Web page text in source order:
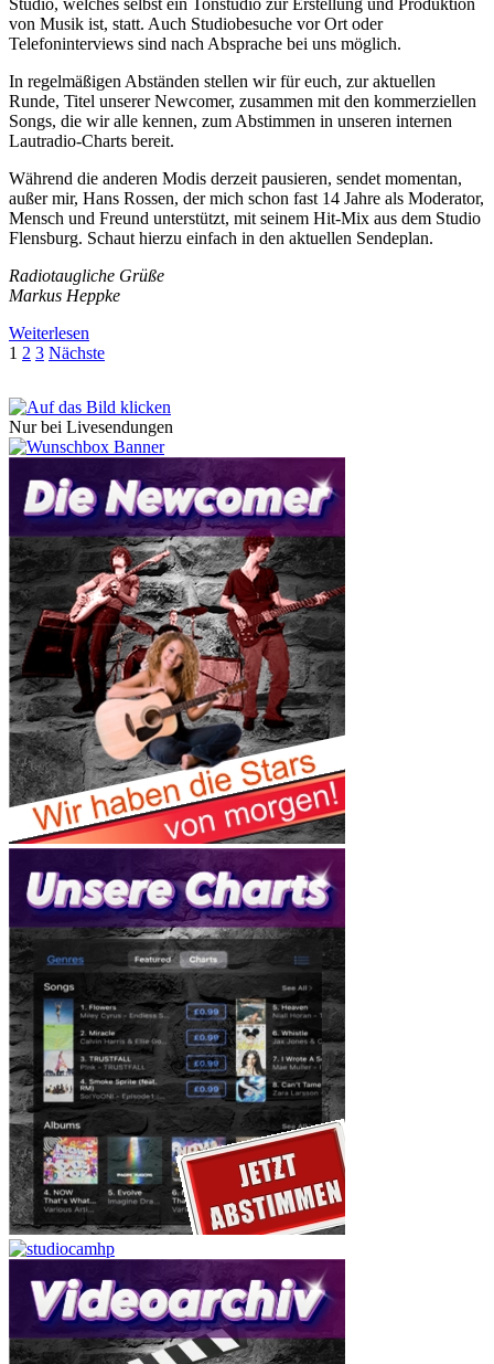
Studio, welches selbst ein Tonstudio zur Erstellung und Produktion
von Musik ist, statt. Auch Studiobesuche vor Ort oder
Telefoninterviews sind nach Absprache bei uns möglich.
In regelmäßigen Abständen stellen wir für euch, zur aktuellen
Runde, Titel unserer Newcomer, zusammen mit den kommerziellen
Songs, die wir alle kennen, zum Abstimmen in unseren internen
Lautradio-Charts bereit.
Während die anderen Modis derzeit pausieren, sendet momentan,
außer mir, Hans Rossen, der mich schon fast 14 Jahre als Moderator,
Mensch und Freund unterstützt, mit seinem Hit-Mix aus dem Studio
Flensburg. Schaut hierzu einfach in den aktuellen Sendeplan.
Radiotaugliche Grüße
Markus Heppke
Weiterlesen
Seitennummerierung
Beiträge
1 2 3 Nächste
Nur bei Livesendungen